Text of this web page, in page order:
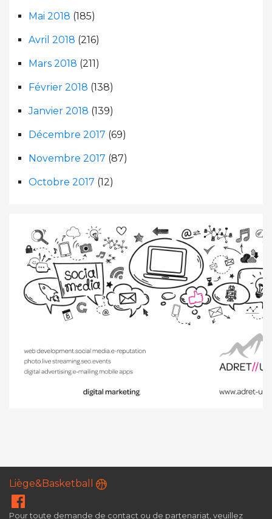
Mai 2018 (185)
Avril 2018 (216)
Mars 2018 (211)
Février 2018 (138)
Janvier 2018 (139)
Décembre 2017 (69)
Novembre 2017 (87)
Octobre 2017 (12)
Liège&Basketball
Pour toute demande de contact ou de partenariat, veuillez